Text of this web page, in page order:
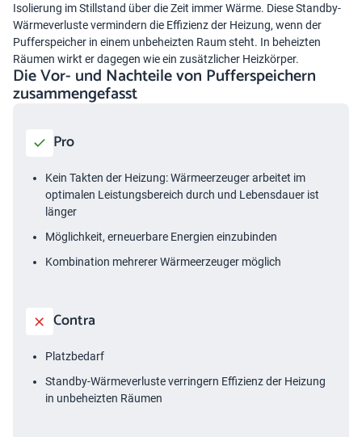
Isolierung im Stillstand über die Zeit immer Wärme. Diese Standby-
Wärmeverluste vermindern die Effizienz der Heizung, wenn der
Pufferspeicher in einem unbeheizten Raum steht. In beheizten
Räumen wirkt er dagegen wie ein zusätzlicher Heizkörper.
Die Vor- und Nachteile von Pufferspeichern
zusammengefasst
Pro
Kein Takten der Heizung: Wärmeerzeuger arbeitet im
optimalen Leistungsbereich durch und Lebensdauer ist
länger
Möglichkeit, erneuerbare Energien einzubinden
Kombination mehrerer Wärmeerzeuger möglich
Contra
Platzbedarf
Standby-Wärmeverluste verringern Effizienz der Heizung
in unbeheizten Räumen